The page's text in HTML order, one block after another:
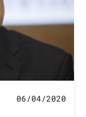
06/04/2020